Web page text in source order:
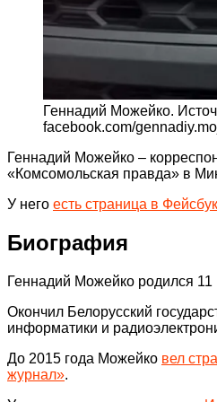
Геннадий Можейко.
facebook.com/
Геннадий Можейко –
«Комсомольская правда» в
У него есть страница в
Биография
Геннадий Можейко родился
Окончил Белорусский
информатики и
До 2015 года Можейко вел
журнал».